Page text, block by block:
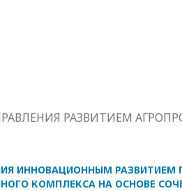
РАЗВИТИЕМ
ИННОВАЦИОННЫМ РАЗВИТИЕМ
КОМПЛЕКСА НА ОСНОВЕ